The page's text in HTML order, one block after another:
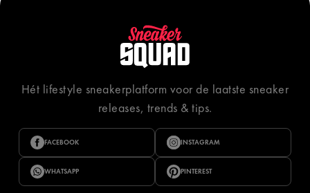
Hét lifestyle sneakerplatform voor de laatste sneaker
releases, trends & tips.
FACEBOOK INSTAGRAM
WHATSAPP PINTEREST